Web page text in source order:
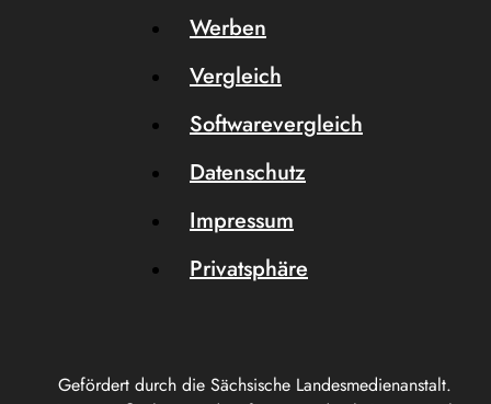
Gefördert durch die Sächsische Landesmedienanstalt.
Werben
Vergleich
Softwarevergleich
Datenschutz
Impressum
Privatsphäre